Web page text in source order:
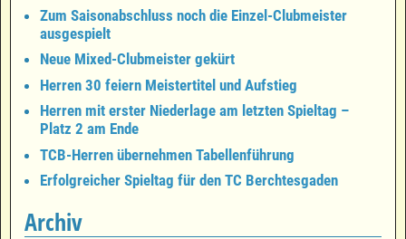
Zum Saisonabschluss noch die Einzel-Clubmeister
ausgespielt
Neue Mixed-Clubmeister gekürt
Herren 30 feiern Meistertitel und Aufstieg
Herren mit erster Niederlage am letzten Spieltag –
Platz 2 am Ende
TCB-Herren übernehmen Tabellenführung
Erfolgreicher Spieltag für den TC Berchtesgaden
Archiv